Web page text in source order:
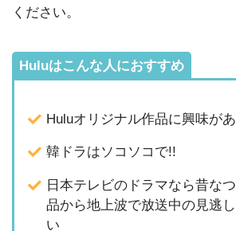
ください。
Huluはこんな人におすすめ
Huluオリジナル作品に興味が
韓ドラはソコソコで!!
日本テレビのドラマなら昔な
品から地上波で放送中の見逃
い